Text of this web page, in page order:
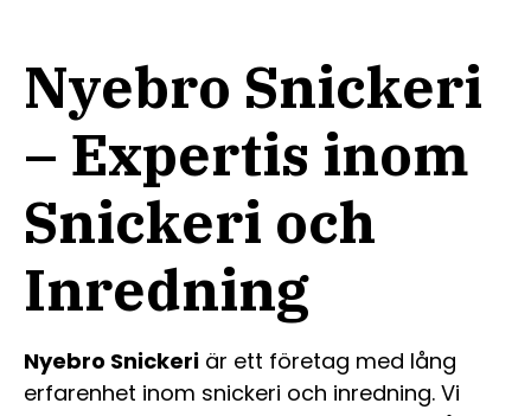
Nyebro Snickeri
– Expertis inom
Snickeri och
Inredning
Nyebro Snickeri är ett företag med lång
erfarenhet inom snickeri och inredning. Vi